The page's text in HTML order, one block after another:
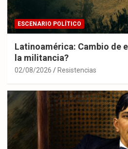
ESCENARIO POLÍTICO
Latinoamérica: Cambio de
la militancia?
02/08/2026 Resistencias